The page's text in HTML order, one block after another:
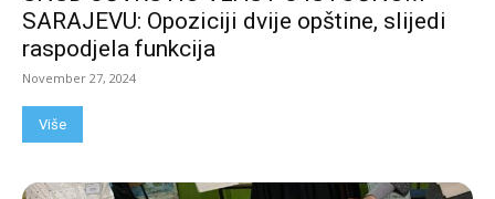
SARAJEVU: Opoziciji dvije opštine, slijedi
raspodjela funkcija
November 27, 2024
Više